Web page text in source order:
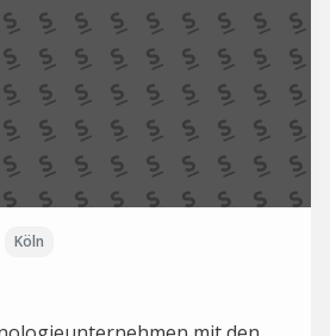
Köln